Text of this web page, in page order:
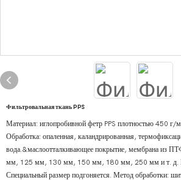
Фильтровальная ткань PPS
Материал: иглопробивной фетр PPS плотностью 450
Обработка: опаленная, каландрированная,
вода.&маслоотталкивающее покрытие, мембрана из
мм, 125 мм, 130 мм, 150 мм, 180 мм, 250 мм и т. д.
Специальный размер подгоняется. Метод обработки: